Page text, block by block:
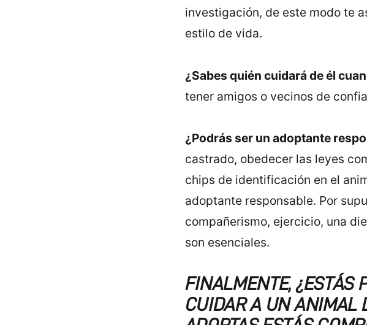
investigación, de este modo te
estilo de vida.
¿Sabes quién cuidará de él
tener amigos o vecinos de
¿Podrás ser un adoptante
castrado, obedecer las leyes
chips de identificación en el
adoptante responsable. Por
compañerismo, ejercicio, una
son esenciales.
FINALMENTE, ¿ESTÁS
CUIDAR A UN ANIMAL